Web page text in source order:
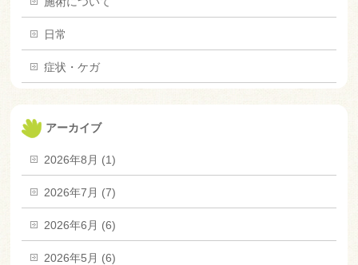
日常
症状・ケガ
アーカイブ
2026年8月 (1)
2026年7月 (7)
2026年6月 (6)
2026年5月 (6)